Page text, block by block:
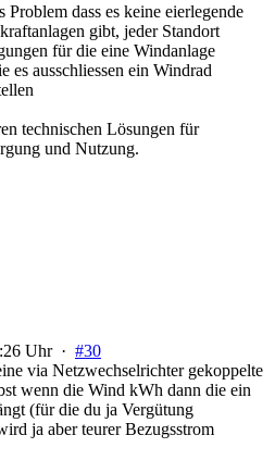
dass es keine eierlegende
gibt, jeder Standort
für die eine Windanlage
es ausschliessen ein Windrad
technischen Lösungen für
und Nutzung.
Uhr · #30
via Netzwechselrichter gekoppelte
wenn die Wind kWh dann die ein
(für die du ja Vergütung
ja aber teurer Bezugsstrom